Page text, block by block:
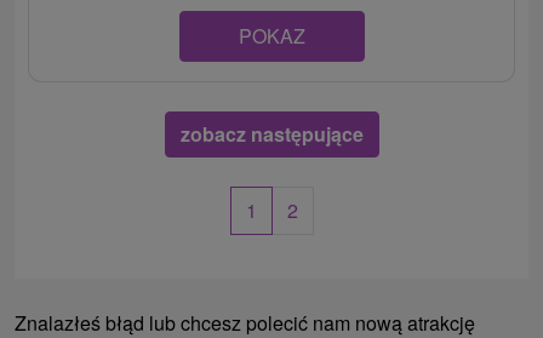
POKAZ
zobacz następujące
1 2
Znalazłeś błąd lub chcesz polecić nam nową atrakcję